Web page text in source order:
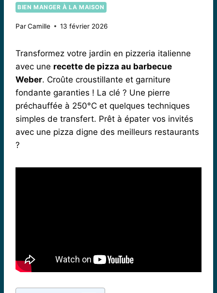
BIEN MANGER À LA MAISON
ParCamille 13 février 2026
Transformez votre jardin en pizzeria italienne
avec une recette de pizza au barbecue
Weber. Croûte croustillante et garniture
fondante garanties ! La clé ? Une pierre
préchauffée à 250°C et quelques techniques
simples de transfert. Prêt à épater vos invités
avec une pizza digne des meilleurs restaurants
?